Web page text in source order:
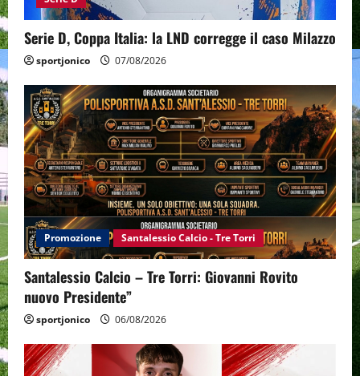
Serie D, Coppa Italia: la LND corregge il caso Milazzo
sportjonico 07/08/2026
Promozione Santalessio Calcio - Tre Torri
Santalessio Calcio – Tre Torri: Giovanni Rovito
nuovo Presidente”
sportjonico 06/08/2026